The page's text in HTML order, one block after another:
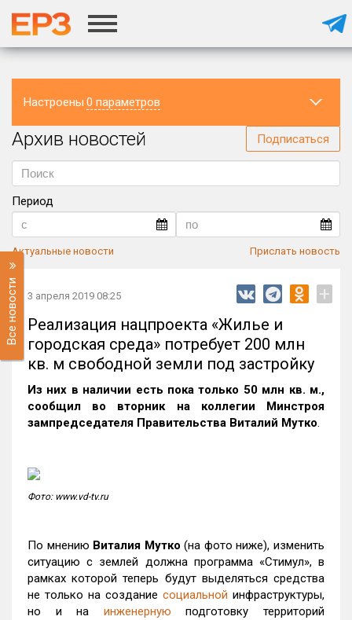
Настроены 0 параметров
Регион
Архив новостей Подписаться
Период
Актуальные новости Прислать новость
Все новости 3 апреля 2019 08:25 +
Реализация нацпроекта «Жилье и
городская среда» потребует 200 млн
кв. м свободной земли под застройку
Из них в наличии есть пока только 50 млн кв. м.,
сообщил во вторник на коллегии Минстроя
зампредседателя Правительства Виталий Мутко.
Фото: www.vd-tv.ru
По мнению Виталия Мутко (на фото ниже), изменить
ситуацию с землей должна программа «Стимул», в
рамках которой теперь будут выделяться средства
не только на создание социальной инфраструктуры,
но и на инженерную подготовку территорий